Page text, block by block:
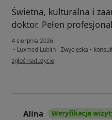
Świetna, kulturalna i
doktor. Pełen
4 sierpnia 2026
• Luxmed Lublin - Zwycięska •
w opinii użytkownika Grażyna
zgłoś nadużycie
Alina Weryfikacja